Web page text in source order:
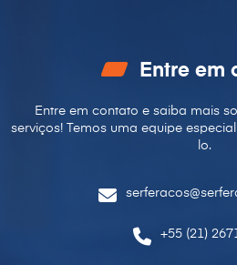
Entre em
Entre em contato e saiba mais
serviços! Temos uma equipe
lo.
+55 (21)